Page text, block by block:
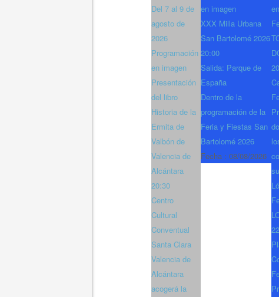
Del 7 al 9 de
agosto de
2026
Programación
en imagen
Presentación
del libro
Historia de la
Ermita de
Valbón de
Valencia de
Alcántara
20:30
Centro
Cultural
Conventual
Santa Clara
Valencia de
Alcántara
acogerá la
en imagen
XXX Milla Urbana
San Bartolomé 2026
20:00
Salida: Parque de
España
Dentro de la
programación de la
Feria y Fiestas San
Bartolomé 2026
Fecha : 08/08/2026